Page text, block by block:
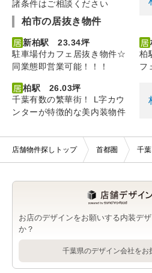
諸条件はご相談ください
柏市の居抜き物件
新柏駅 23.34坪
駐車場付カフェ居抜き物件☆
同業態即営業可能！！！
柏
フ
柏駅 26.03坪
千葉有数の繁華街！ L字カウ
ンターが特徴的な美内装物件
店舗物件探しトップ 首都圏 千葉
お店のデザインをお願いする内装デ
か？
千葉県のデザイン会社をお